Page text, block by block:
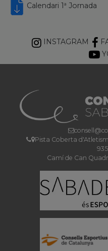
Calendari 1ª Jornada
INSTAGRAM
Pista Coberta
Camí de Can